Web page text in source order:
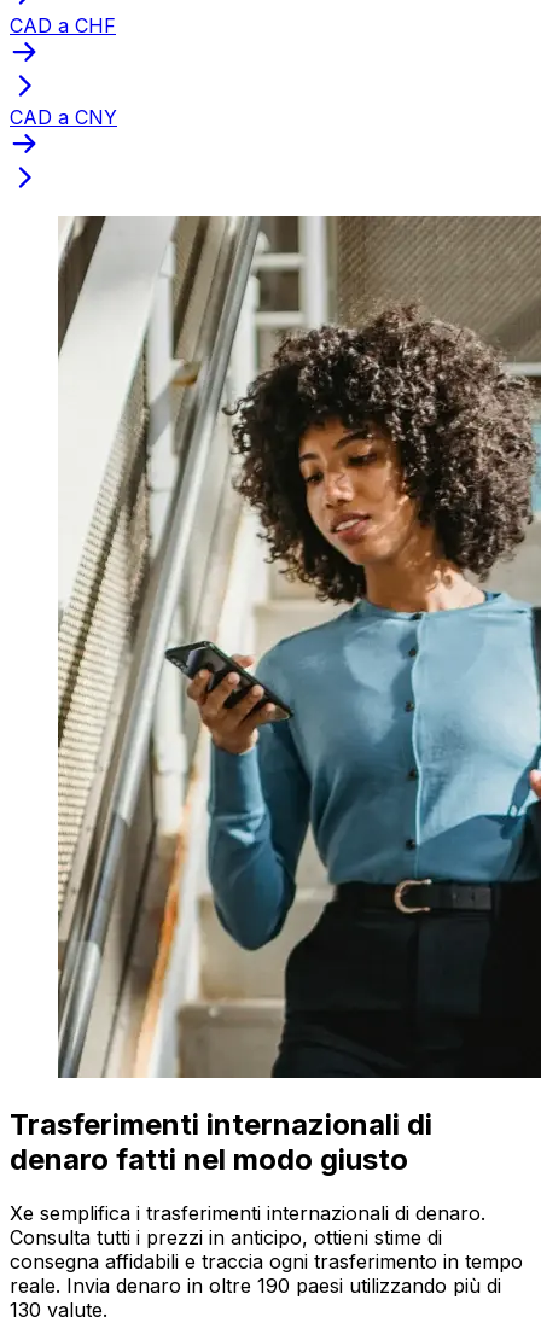
CAD a CHF
CAD a CNY
Trasferimenti internazionali di
denaro fatti nel modo giusto
Xe semplifica i trasferimenti internazionali di denaro.
Consulta tutti i prezzi in anticipo, ottieni stime di
consegna affidabili e traccia ogni trasferimento in tempo
reale. Invia denaro in oltre 190 paesi utilizzando più di
130 valute.